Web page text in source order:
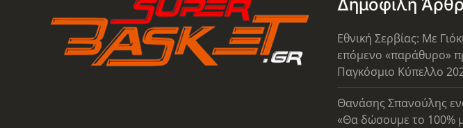
Δημοφιλή
Εθνική Σερβίας: Με
επόμενο «παράθυρο»
Παγκόσμιο Κύπελλο
Θανάσης Σπανούλης
«Θα δώσουμε το 100%